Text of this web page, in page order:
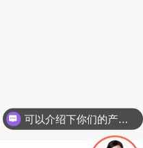
可以介绍下你们的产品么？